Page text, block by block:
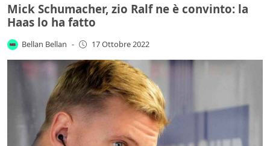
Mick Schumacher, zio Ralf ne è convinto: la
Haas lo ha fatto
Bellan Bellan - 17 Ottobre 2022